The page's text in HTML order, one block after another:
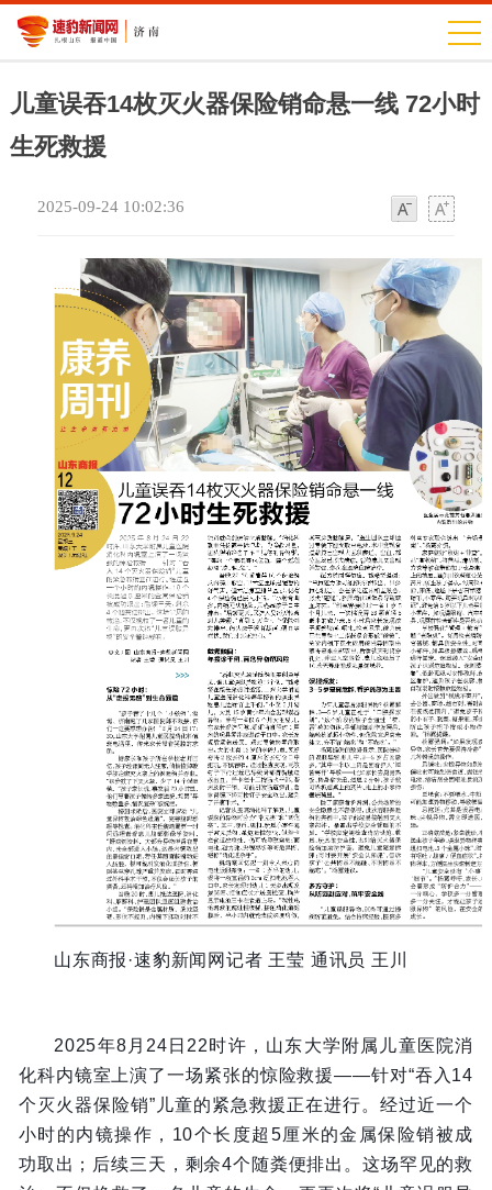
儿童误吞14枚灭火器保险销命悬一线 72小时
生死救援
2025-09-24 10:02:36
山东商报·速豹新闻网记者 王莹 通讯员 王川
2025年8月24日22时许，山东大学附属儿童医院消
化科内镜室上演了一场紧张的惊险救援——针对“吞入14
个灭火器保险销”儿童的紧急救援正在进行。经过近一个
小时的内镜操作，10个长度超5厘米的金属保险销被成
功取出；后续三天，剩余4个随粪便排出。这场罕见的救